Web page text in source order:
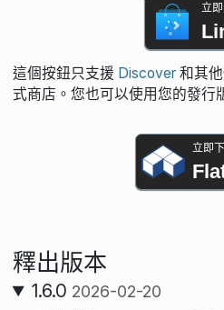
立
這個按鈕只支援 Discover和其他
式商店。您也可以使用您的發行
立即
釋出版本
1.6.0 2026-02-20